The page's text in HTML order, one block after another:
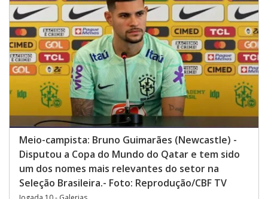
Meio-campista: Bruno Guimarães (Newcastle) -
Disputou a Copa do Mundo do Qatar e tem sido
um dos nomes mais relevantes do setor na
Seleção Brasileira.- Foto: Reprodução/CBF TV